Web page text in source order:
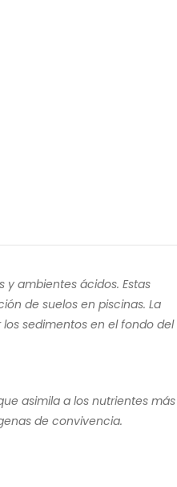
ambientes ácidos. Estas
de suelos en piscinas. La
sedimentos en el fondo del
asimila a los nutrientes más
de convivencia.